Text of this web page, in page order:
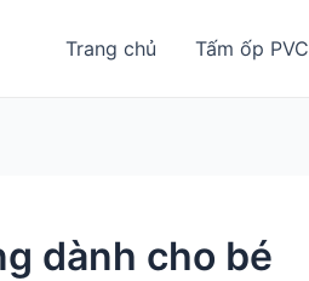
Trang chủ Tấm ốp PVC
dành cho bé